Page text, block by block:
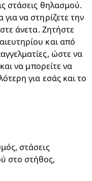
στάσεις θηλασμού.
να στηρίζετε την
άνετα. Ζητήστε
και από
ώστε να
να μπορείτε να
για εσάς και το
στάσεις
στο στήθος,